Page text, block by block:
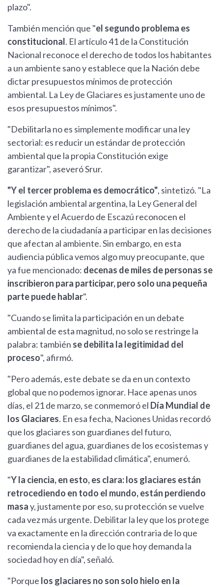
plazo".
También mención que "el segundo problema es
constitucional. El artículo 41 de la Constitución
Nacional reconoce el derecho de todos los habitantes
a un ambiente sano y establece que la Nación debe
dictar presupuestos mínimos de protección
ambiental. La Ley de Glaciares es justamente uno de
esos presupuestos mínimos".
"Debilitarla no es simplemente modificar una ley
sectorial: es reducir un estándar de protección
ambiental que la propia Constitución exige
garantizar", aseveró Srur.
"Y el tercer problema es democrático", sintetizó. "La
legislación ambiental argentina, la Ley General del
Ambiente y el Acuerdo de Escazú reconocen el
derecho de la ciudadanía a participar en las decisiones
que afectan al ambiente. Sin embargo, en esta
audiencia pública vemos algo muy preocupante, que
ya fue mencionado: decenas de miles de personas se
inscribieron para participar, pero solo una pequeña
parte puede hablar".
"Cuando se limita la participación en un debate
ambiental de esta magnitud, no solo se restringe la
palabra: también se debilita la legitimidad del
proceso", afirmó.
"Pero además, este debate se da en un contexto
global que no podemos ignorar. Hace apenas unos
días, el 21 de marzo, se conmemoró el Día Mundial de
los Glaciares. En esa fecha, Naciones Unidas recordó
que los glaciares son guardianes del futuro,
guardianes del agua, guardianes de los ecosistemas y
guardianes de la estabilidad climática", enumeró.
"Y la ciencia, en esto, es clara: los glaciares están
retrocediendo en todo el mundo, están perdiendo
masay, justamente por eso, su protección se vuelve
cada vez más urgente. Debilitar la ley que los protege
va exactamente en la dirección contraria de lo que
recomienda la ciencia y de lo que hoy demanda la
sociedad hoy en día", señaló.
"Porque los glaciares no son solo hielo en la